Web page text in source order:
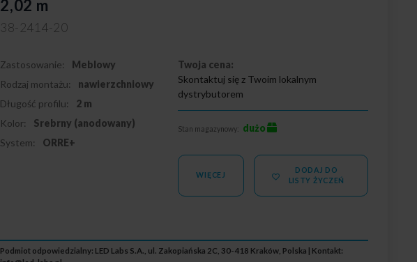
2,02 m
38-2414-20
Zastosowanie:
Meblowy
Rodzaj montażu:
nawierzchniowy
Długość profilu:
2 m
Kolor:
Srebrny (anodowany)
System:
ORRE+
Twoja cena:
Skontaktuj się z Twoim lokalnym
dystrybutorem
Stan magazynowy: dużo
WIĘCEJ
DODAJ DO
LISTY ŻYCZEŃ
Podmiot odpowiedzialny: LED Labs S.A., ul. Zakopiańska 2C, 30-418 Kraków, Polska | Kontakt: